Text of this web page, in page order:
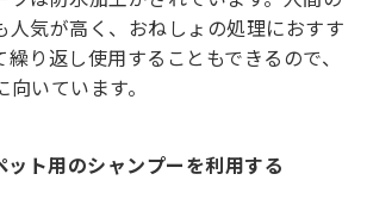
人気が高く、おねしょの処理におすす
り返し使用することもできるので、
いています。
ット用のシャンプーを利用する